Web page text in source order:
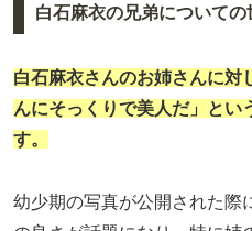
白石麻衣の兄弟についての
白石麻衣さんのお姉さんに対
んにそっくりで美人だ」とい
す。
幼少期の写真が公開された際